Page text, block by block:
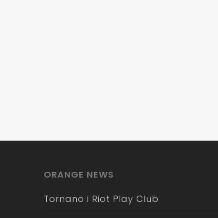
ORANGE NEWS
Tornano i Riot Play Club